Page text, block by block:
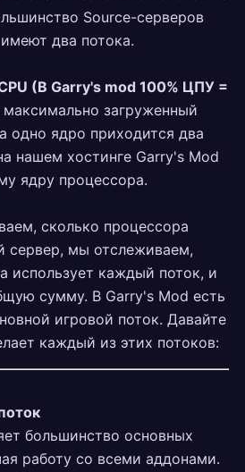
Source-серверов
два потока.
(В Garry's mod 100% ЦПУ =
загруженный
одно ядро приходится два
нашем хостинге Garry's Mod
ядру процессора.
сколько процессора
сервер, мы отслеживаем,
использует каждый поток, и
сумму. В Garry's Mod есть
игровой поток. Давайте
каждый из этих потоков:
большинство основных
работу со всеми аддонами.